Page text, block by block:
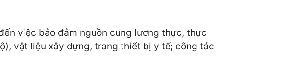
việc bảo đảm nguồn cung lương thực, thực
vật liệu xây dựng, trang thiết bị y tế; công tác